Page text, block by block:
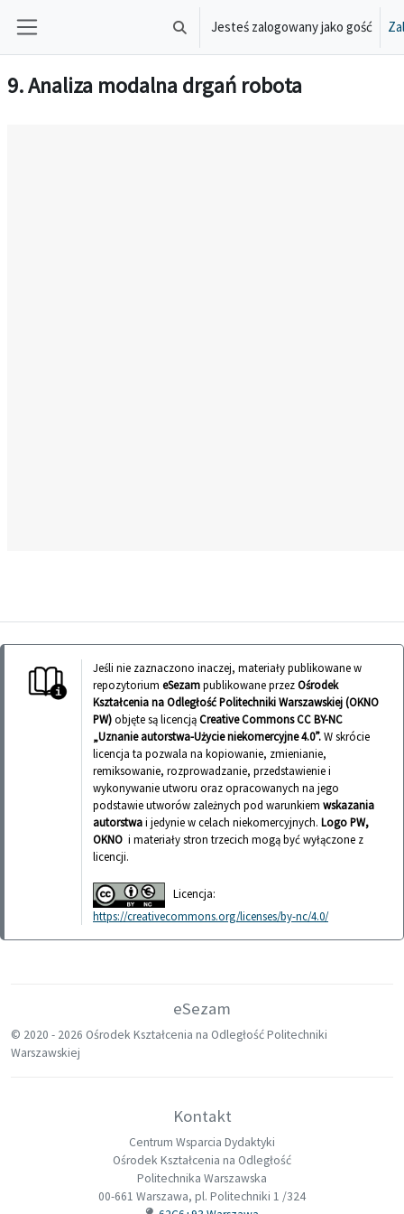
Przełącznik wyszukiwarki
Jesteś zalogowany jako gość
9. Analiza modalna drgań robota
Jeśli nie zaznaczono inaczej, materiały publikowane w
repozytorium eSezampublikowane przezOśrodek
Kształcenia na Odległość Politechniki Warszawskiej (OKNO
PW)objęte są licencjąCreative Commons CC BY-NC
„Uznanie autorstwa-Użycie niekomercyjne 4.0”.W skrócie
licencja ta pozwala na kopiowanie, zmienianie,
remiksowanie, rozprowadzanie, przedstawienie i
wykonywanie utworu oraz opracowanych na jego
podstawie utworów zależnych pod warunkiem wskazania
autorstwai jedynie w celach niekomercyjnych. Logo PW,
OKNO i materiały stron trzecich mogą być wyłączone z
licencji.
Licencja:
https://creativecommons.org/licenses/by-nc/4.0/
eSezam
© 2020 - 2026 Ośrodek Kształcenia na Odległość Politechniki
Warszawskiej
Kontakt
Centrum Wsparcia Dydaktyki
Ośrodek Kształcenia na Odległość
Politechnika Warszawska
00-661 Warszawa, pl. Politechniki 1 /324